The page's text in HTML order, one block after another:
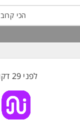
הכי קרוב
לפני 29 דקות